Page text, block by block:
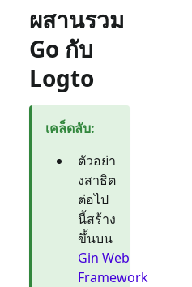
ผสานรวม
Go กับ
Logto
เคล็ดลับ:
ตัวอย่า
งสาธิต
ต่อไป
นี้สร้าง
ขึ้นบน
Gin Web
Framework